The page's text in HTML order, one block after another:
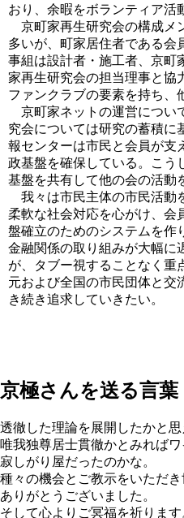
おり、余暇をボランティア活
京町家再生研究会の構成メ
多いが、町家居住者である会
事組は設計者・施工者、京町
家再生研究会の担当理事と協
ファンクラブの要素を持ち、
京町家ネットの運営につい
究会については研究の蓄積に
報センターは市民と会員が支
政基盤を確保している。こう
基盤を共有して他の会の活動
我々は市民主体の市民活動
柔軟な社会対応を心がけ、会
盤確立のためのシステムを作
金融関係の取り組みが大幅に
が、タブー視することなく重
元および全国の市民団体と交
き続き追求していきたい。
京極さんを送る言葉
透徹した理論を展開したかと
唯我独尊居士貫徹かとみればワ
寂しがり屋だったのかな。
種々の機会とご教示をいただ
ありがとうございました。
そして心よりご冥福を祈ります